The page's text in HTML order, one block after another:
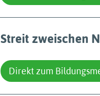
Streit zweischen
Direkt zum